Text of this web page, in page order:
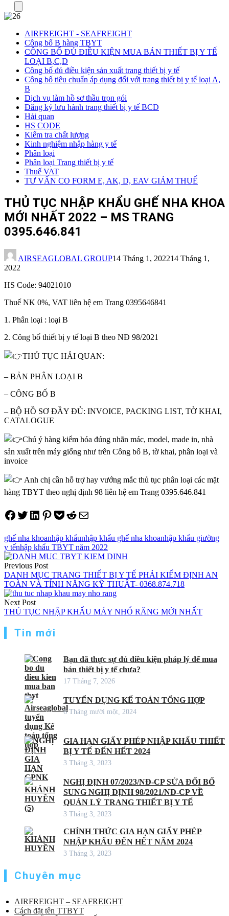
AIRFREIGHT - SEAFREIGHT
Công bố B hàng TBYT
CÔNG BỐ ĐỦ ĐIỀU KIỆN MUA BÁN THIẾT BỊ Y TẾ
LOẠI B,C,D
Công bố đủ điều kiện sản xuất trang thiết bị y tế
Công bố tiêu chuẩn áp dụng đối với trang thiết bị y tế loại A,
B
Dịch vụ làm hồ sơ thầu trọn gói
Đăng ký lưu hành trang thiết bị y tế BCD
Hải quan
HS CODE
Kiểm tra chất lượng
Kinh nghiệm nhập hàng y tế
Phân loại
Phân loại Trang thiết bị y tế
Thuế VAT
TƯ VẤN CO FORM E, AK, D, EAV GIẢM THUẾ
THỦ TỤC NHẬP KHẨU GHẾ NHA KHOA
MỚI NHẤT 2022 – MS TRANG
0395.646.841
AIRSEAGLOBAL GROUP14 Tháng 1, 202214 Tháng 1,
2022
HS Code: 94021010
Thuế NK 0%, VAT liên hệ em Trang 0395646841
1. Phân loại : loại B
2. Công bố thiết bị y tế loại B theo NĐ 98/2021
THỦ TỤC HẢI QUAN:
– BẢN PHÂN LOẠI B
– CÔNG BỐ B
– BỘ HỒ SƠ ĐẦY ĐỦ: INVOICE, PACKING LIST, TỜ KHAI,
CATALOGUE
Chú ý hàng kiểm hóa đúng nhãn mác, model, made in, nhà
sản xuất trên máy giống như trên Công bố B, tờ khai, phân loại và
invoice
Anh chị cần hỗ trợ hay vướng mắc thủ tục phân loại các mặt
hàng TBYT theo nghị định 98 liên hệ em Trang 0395.646.841
Share on Facebook
Tweet on Twitter
Share on LinkedIn
Pin on Pinterest
Save to pocket
Share on Reddit
Share via Email
ghế nha khoanhập khẩunhập khẩu ghế nha khoanhập khẩu giường
y tếnhập khẩu TBYT năm 2022
Điều
hướng
bài
viết
Previous Post
DANH MỤC TRANG THIẾT BỊ Y TẾ PHẢI KIỂM ĐỊNH AN
TOÀN VÀ TÍNH NĂNG KỸ THUẬT- 0368.874.718
Next Post
THỦ TỤC NHẬP KHẨU MÁY NHỔ RĂNG MỚI NHẤT
Tin mới
Bạn đã thực sự đủ điều kiện pháp lý để mua
bán thiết bị y tế chưa?
17 Tháng 7, 2026
TUYỂN DỤNG KẾ TOÁN TỔNG HỢP
6 Tháng mười một, 2024
GIA HẠN GIẤY PHÉP NHẬP KHẨU THIẾT
BỊ Y TẾ ĐẾN HẾT 2024
3 Tháng 3, 2023
NGHỊ ĐỊNH 07/2023/NĐ-CP SỬA ĐỔI BỔ
SUNG NGHỊ ĐỊNH 98/2021/NĐ-CP VỀ
QUẢN LÝ TRANG THIẾT BỊ Y TẾ
3 Tháng 3, 2023
CHÍNH THỨC GIA HẠN GIẤY PHÉP
NHẬP KHẨU ĐẾN HẾT NĂM 2024
3 Tháng 3, 2023
Chuyên mục
AIRFREIGHT – SEAFREIGHT
Cách đặt tên TTBYT